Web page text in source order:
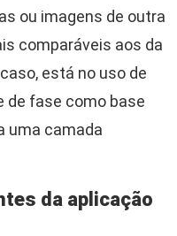
ou imagens de outra
comparáveis aos da
está no uso de
fase como base
uma camada
da aplicação